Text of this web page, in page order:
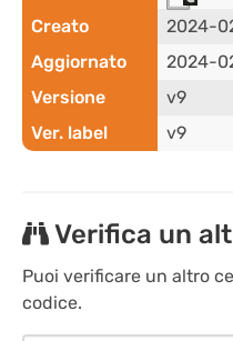
Creato
2024-
Aggiornato
2024-
Versione
v9
Ver. label
v9
Verifica un
Puoi verificare un altro
codice.